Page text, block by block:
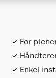
For
Enkel